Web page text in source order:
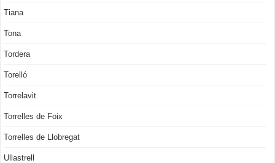
Tiana
Tona
Tordera
Torelló
Torrelavit
Torrelles de Foix
Torrelles de Llobregat
Ullastrell